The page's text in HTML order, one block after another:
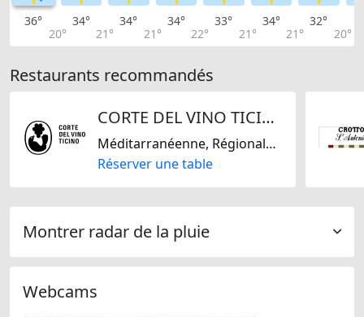
36°
20°
34°
21°
34°
21°
34°
22°
33°
21°
34°
21°
32°
20°
Restaurants recommandés
CORTE DEL VINO TICINO
Méditarranéenne, Régionale, Sans gluten, Suisse, Italienne, Européene
Réserver une table
Montrer radar de la pluie
Webcams